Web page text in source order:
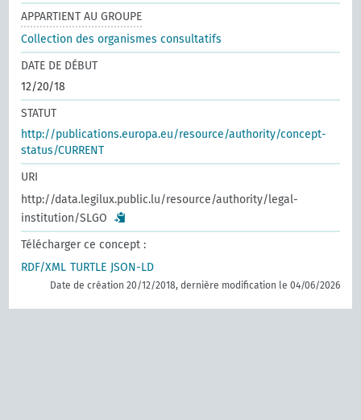
APPARTIENT AU GROUPE
Collection des organismes consultatifs
DATE DE DÉBUT
12/20/18
STATUT
http://publications.europa.eu/resource/authority/concept-
status/CURRENT
URI
http://data.legilux.public.lu/resource/authority/legal-
institution/SLGO
Télécharger ce concept :
RDF/XML TURTLE JSON-LD
Date de création 20/12/2018, dernière modification le 04/06/2026